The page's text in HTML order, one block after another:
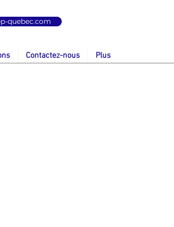
quebec.com
Contactez-nous Plus